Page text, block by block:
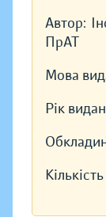
Автор:
ПрАТ
Мова
Рік